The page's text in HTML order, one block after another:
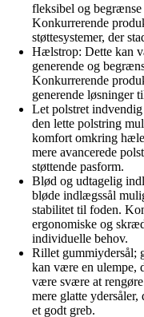
fleksibel og
Konkurrerende
støttesystemer, der
Hælstrop: Dette kan
generende og
Konkurrerende
generende løsninger
Let polstret
den lette polstring
komfort omkring
mere avancerede
støttende pasform.
Blød og udtagelig
bløde indlægssål
stabilitet til foden.
ergonomiske og
individuelle behov.
Rillet gummiydersål;
kan være en ulempe,
være svære at
mere glatte
et godt greb.